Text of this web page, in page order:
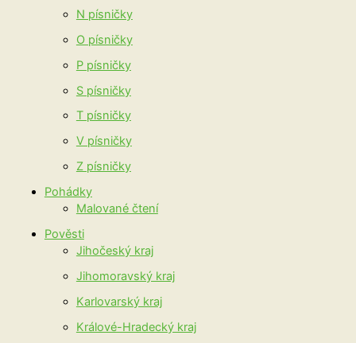
N písničky
O písničky
P písničky
S písničky
T písničky
V písničky
Z písničky
Pohádky
Malované čtení
Pověsti
Jihočeský kraj
Jihomoravský kraj
Karlovarský kraj
Králové-Hradecký kraj